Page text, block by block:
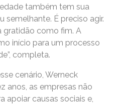
também tem sua
semelhante. É preciso agir.
gratidão como fim. A
início para um processo
completa.
cenário, Werneck
anos, as empresas não
apoiar causas sociais e,